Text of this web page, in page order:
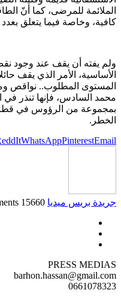
الملائمة للمرضى، كما أنّ
كافية، وخاصة فيما يتعلق بعدد
ولم يفته أن يقف عند وجود
الأساسية، الأمر الذي يقف
المستوى المطلوب.. نواقص
محمد السادس، فإنها تنذر في
بمجموعة من الرؤوس في
الخطر.
WhatsAppPinterestEmail
جريدة بريس ميديا 15660 posts
PRESS MEDIAS
barhon.hassan@gmail.com
0661078323